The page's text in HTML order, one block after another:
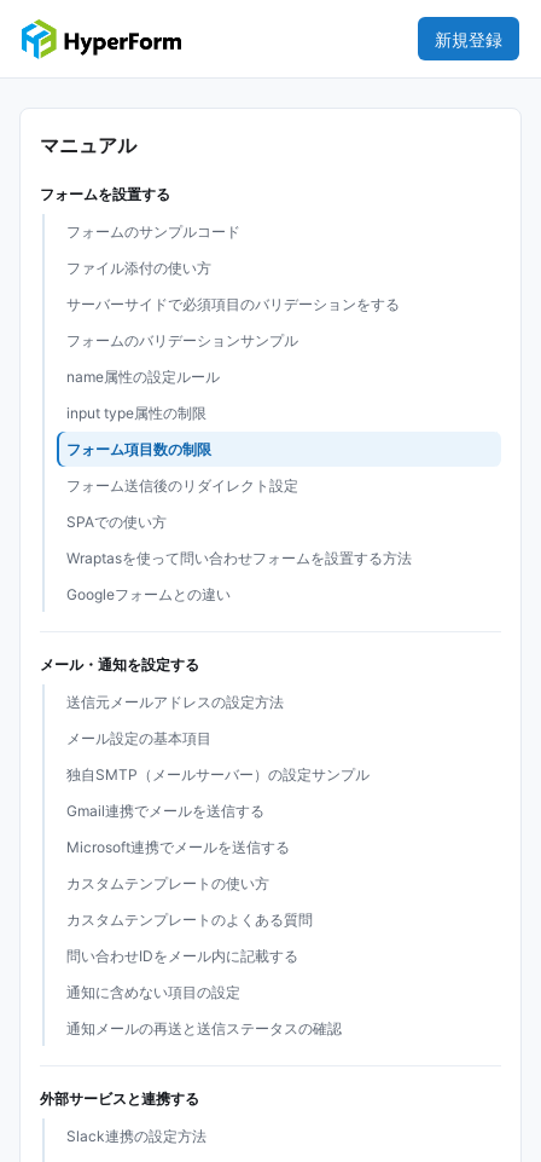
新規登録
マニュアル
フォームを設置する
フォームのサンプルコード
ファイル添付の使い方
サーバーサイドで必須項目のバリデーションをする
フォームのバリデーションサンプル
name属性の設定ルール
input type属性の制限
フォーム項目数の制限
フォーム送信後のリダイレクト設定
SPAでの使い方
Wraptasを使って問い合わせフォームを設置する方法
Googleフォームとの違い
メール・通知を設定する
送信元メールアドレスの設定方法
メール設定の基本項目
独自SMTP（メールサーバー）の設定サンプル
Gmail連携でメールを送信する
Microsoft連携でメールを送信する
カスタムテンプレートの使い方
カスタムテンプレートのよくある質問
問い合わせIDをメール内に記載する
通知に含めない項目の設定
通知メールの再送と送信ステータスの確認
外部サービスと連携する
Slack連携の設定方法